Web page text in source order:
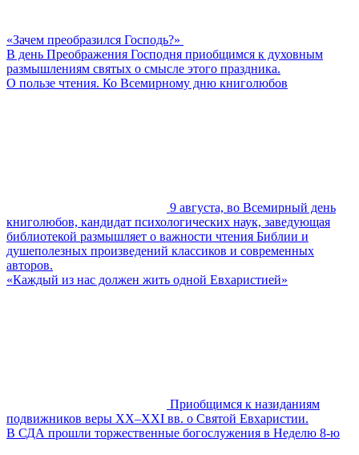
«Зачем преобразился Господь?»
В день Преображения Господня приобщимся к духовным
размышлениям святых о смысле этого праздника.
О пользе чтения. Ко Всемирному дню книголюбов
9 августа, во Всемирный день
книголюбов, кандидат психологических наук, заведующая
библиотекой размышляет о важности чтения Библии и
душеполезных произведений классиков и современных
авторов.
«Каждый из нас должен жить одной Евхаристией»
Приобщимся к назиданиям
подвижников веры XX–XXI вв. о Святой Евхаристии.
В СДА прошли торжественные богослужения в Неделю 8-ю